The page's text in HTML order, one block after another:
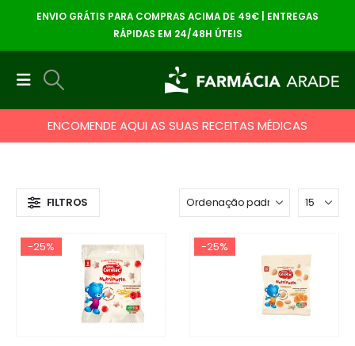
ENVIO GRÁTIS PARA COMPRAS ACIMA DE 49€ | ENTREGAS
RÁPIDAS EM 24/48H ÚTEIS
ENCOMENDE AQUI AS SUAS RECEITAS MÉDICAS
FILTROS
-25% -25%